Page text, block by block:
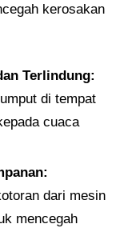
kerosakan
Terlindung:
di tempat
cuaca
dari mesin
mencegah